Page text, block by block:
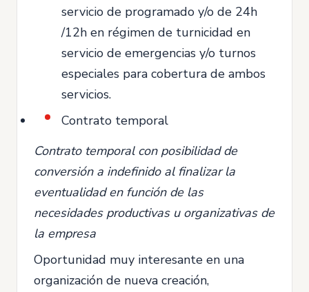
servicio de programado y/o de 24h
/12h en régimen de turnicidad en
servicio de emergencias y/o turnos
especiales para cobertura de ambos
servicios.
Contrato temporal
Contrato temporal con posibilidad de
conversión a indefinido al finalizar la
eventualidad en función de las
necesidades productivas u organizativas de
la empresa
Oportunidad muy interesante en una
organización de nueva creación,